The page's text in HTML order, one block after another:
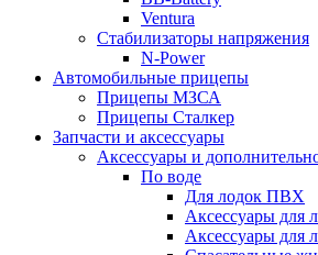
Ventura
Стабилизаторы напряжения
N-Power
Автомобильные прицепы
Прицепы МЗСА
Прицепы Сталкер
Запчасти и аксессуары
Аксессуары и
По воде
Для лодок ПВХ
Аксессуары для
Аксессуары для